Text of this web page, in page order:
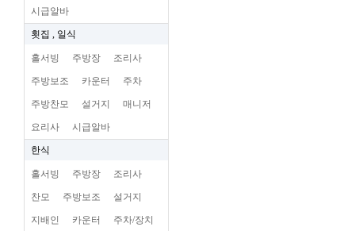
시급알바
횟집 , 일식
홀서빙 주방장 조리사
주방보조 카운터 주차
주방찬모 설거지 매니저
요리사 시급알바
한식
홀서빙 주방장 조리사
찬모 주방보조 설거지
지배인 카운터 주차/장치